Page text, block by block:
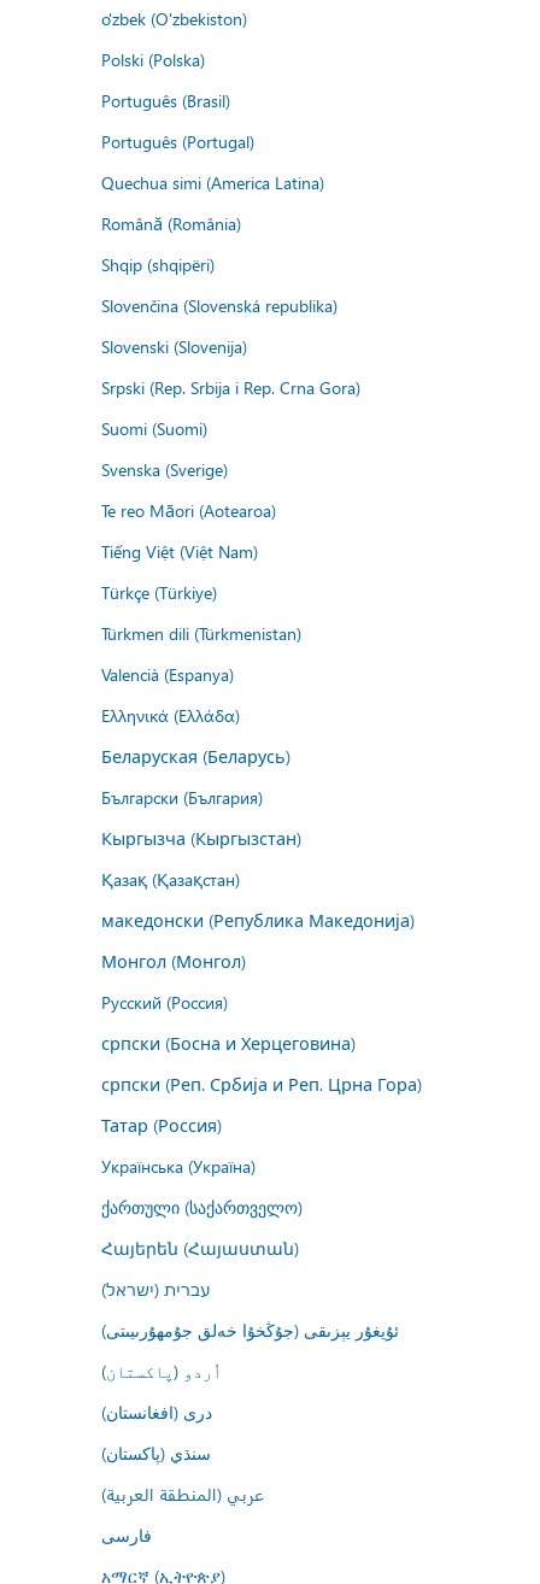
o'zbek (O'zbekiston)
Polski (Polska)
Português (Brasil)
Português (Portugal)
Quechua simi (America Latina)
Română (România)
Shqip (shqipëri)
Slovenčina (Slovenská republika)
Slovenski (Slovenija)
Srpski (Rep. Srbija i Rep. Crna Gora)
Suomi (Suomi)
Svenska (Sverige)
Te reo Māori (Aotearoa)
Tiếng Việt (Việt Nam)
Türkçe (Türkiye)
Türkmen dili (Türkmenistan)
Valencià (Espanya)
Ελληνικά (Ελλάδα)
Беларуская (Беларусь)
Български (България)
Кыргызча (Кыргызстан)
Қазақ (Қазақстан)
македонски (Република Македонија)
Монгол (Монгол)
Русский (Россия)
српски (Босна и Херцеговина)
српски (Реп. Србија и Реп. Црна Гора)
Татар (Россия)
Українська (Україна)
ქართული (საქართველო)
Հայերեն (Հայաստան)
עברית (ישראל)
ئۇيغۇر يېزىقى (جۇڭخۇا خەلق جۇمھۇرىيىتى)
اُردو (پاکستان)
درى (افغانستان)
سنڌي (پاکستان)
عربي (المنطقة العربية)
فارسى
አማርኛ (ኢትዮጵያ)